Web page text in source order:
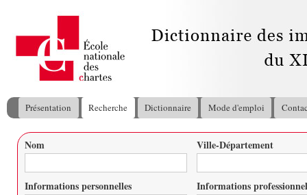
Menu principal
Présentation Recherche Dictionnaire Mode d'emploi
Vous êtes ici
Nom Ville-Département
Informations personnelles Informations